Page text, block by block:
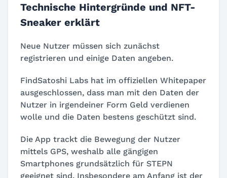
Technische Hintergründe und NFT-
Sneaker erklärt
Neue Nutzer müssen sich zunächst
registrieren und einige Daten angeben.
FindSatoshi Labs hat im offiziellen Whitepaper
ausgeschlossen, dass man mit den Daten der
Nutzer in irgendeiner Form Geld verdienen
wolle und die Daten bestens geschützt sind.
Die App trackt die Bewegung der Nutzer
mittels GPS, weshalb alle gängigen
Smartphones grundsätzlich für STEPN
geeignet sind. Insbesondere am Anfang ist der